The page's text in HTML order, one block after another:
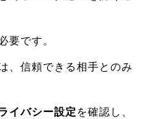
要です。
、信頼できる相手とのみ
イバシー設定 を確認し、